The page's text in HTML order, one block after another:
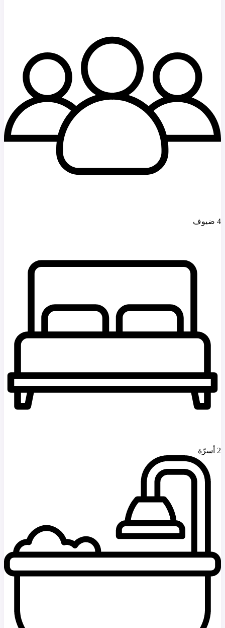
4 ضيوف
2 أسرّة